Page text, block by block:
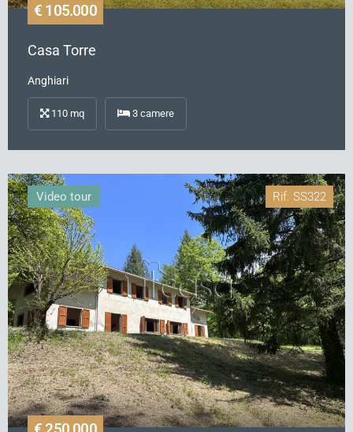
€ 105.000
Casa Torre
Anghiari
110 mq 3 camere
Video tour Rif. SS322